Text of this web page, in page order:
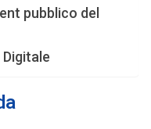
pubblico del